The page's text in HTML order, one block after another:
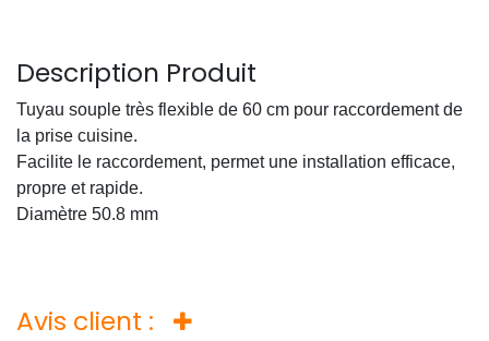
Description Produit
Tuyau souple très flexible de 60 cm pour raccordement de
la prise cuisine.
Facilite le raccordement, permet une installation efficace,
propre et rapide.
Diamètre 50.8 mm
Avis client :